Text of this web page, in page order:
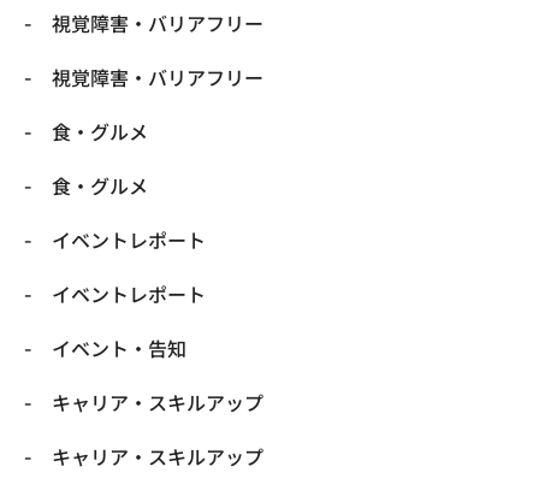
​視覚障害・バリアフリー
​視覚障害・バリアフリー
​食・グルメ
​食・グルメ
イベントレポート
イベントレポート
イベント・告知
キャリア・スキルアップ
キャリア・スキルアップ